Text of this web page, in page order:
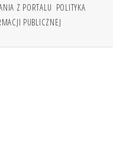
Z PORTALU POLITYKA
PUBLICZNEJ